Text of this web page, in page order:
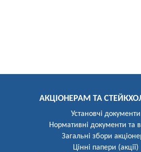
АКЦІОНЕРАМ ТА
Установчі документи
Нормативні документи та
Загальні збори
Цінні папери (акції)